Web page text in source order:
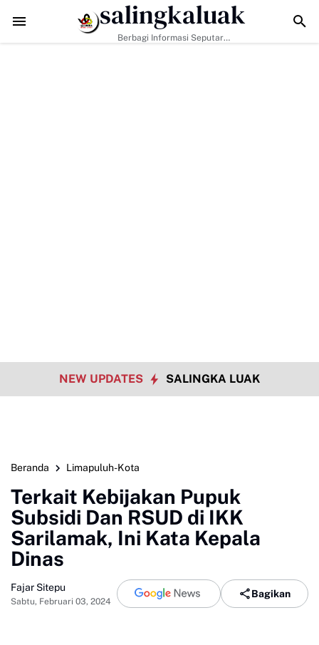
Sosial Jadi Kunci, Hj. Aida Dorong Nagari Aktif Pastikan Warga
salingkaluak
Berbagi Informasi Seputar
NEW UPDATES SALINGKA LUAK
Beranda Limapuluh-Kota
Terkait Kebijakan Pupuk
Subsidi Dan RSUD di IKK
Sarilamak, Ini Kata Kepala
Dinas
Fajar Sitepu
Sabtu, Februari 03, 2024
Bagikan